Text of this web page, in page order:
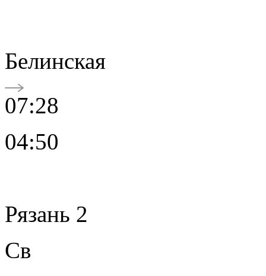
Белинская
07:28
04:50
Рязань 2
Св